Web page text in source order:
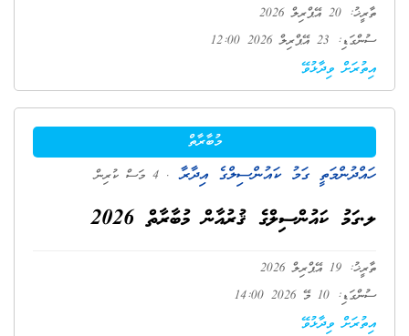
ތާރީޚު: 20 އޭޕްރިލް 2026
ސުންގަޑި: 23 އޭޕްރިލް 2026 12:00
އިތުރަށް ވިދާޅުވޭ
މުބާރާތް
ހައްދުންމަތީ ގަމު ކައުންސިލްގެ އިދާރާ . 4 މަސް ކުރިން
ލ.ގަމު ކައުންސިލްގެ ޤުރުއާން މުބާރާތް 2026
ތާރީޚު: 19 އޭޕްރިލް 2026
ސުންގަޑި: 10 މޭ 2026 14:00
އިތުރަށް ވިދާޅުވޭ